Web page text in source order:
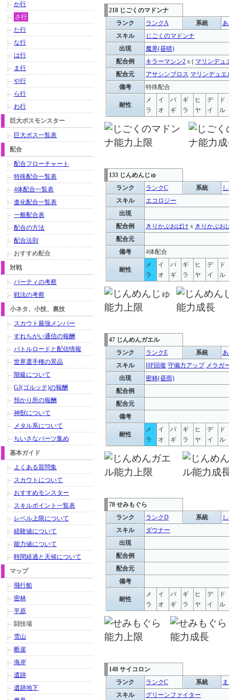
218 じごくのマドンナ
ランク
ランクA 系統
スキル
じごくのマドンナ
出現
魔界(昼晴)
配合例
キラーマシン2 x ( マリンデュ
配合元
アサシンブロス マリンデュエ
備考
特殊配合
耐性
メ
ラ
イ
オ
バ
ギ
ギ
ラ
ヒ
ヤ
デ
イ
ド
ル
133 じんめんじゅ
ランク
ランクC 系統
スキル
エコロジー
出現
配合例
きりかぶおばけ x きりかぶお
配合元
備考
4体配合
耐性
メ
ラ
イ
オ
バ
ギ
ギ
ラ
ヒ
ヤ
デ
イ
ド
ル
47 じんめんガエル
ランク
ランクE 系統
スキル
HP回復 守備力アップ メラガ
出現
密林(昼雨)
配合例
配合元
備考
耐性
メ
ラ
イ
オ
バ
ギ
ギ
ラ
ヒ
ヤ
デ
イ
ド
ル
78 せみもぐら
ランク
ランクD 系統
スキル
ダウナー
出現
配合例
配合元
備考
耐性
メ
ラ
イ
オ
バ
ギ
ギ
ラ
ヒ
ヤ
デ
イ
ド
ル
148 サイコロン
ランク
ランクC 系統
スキル
グリーンファイター
か行
さ行
た行
な行
は行
ま行
や行
ら行
わ行
巨大ボスモンスター
巨大ボス一覧表
配合
配合フローチャート
特殊配合一覧表
4体配合一覧表
進化配合一覧表
一般配合表
配合の方法
配合法則
おすすめ配合
対戦
パーティの考察
戦法の考察
小ネタ、小技、裏技
スカウト最強メンバー
すれちがい通信の報酬
バトルロードと配信情報
世界選手権の景品
階級について
GJ(ゴルッテ)の報酬
預かり所の報酬
神獣について
メタル系について
ちいさなパーツ集め
基本ガイド
よくある質問集
スカウトについて
おすすめモンスター
スキルポイント一覧表
レベル上限について
経験値について
能力値について
時間経過と天候について
マップ
飛行船
密林
平原
闘技場
雪山
断崖
海岸
遺跡
遺跡地下